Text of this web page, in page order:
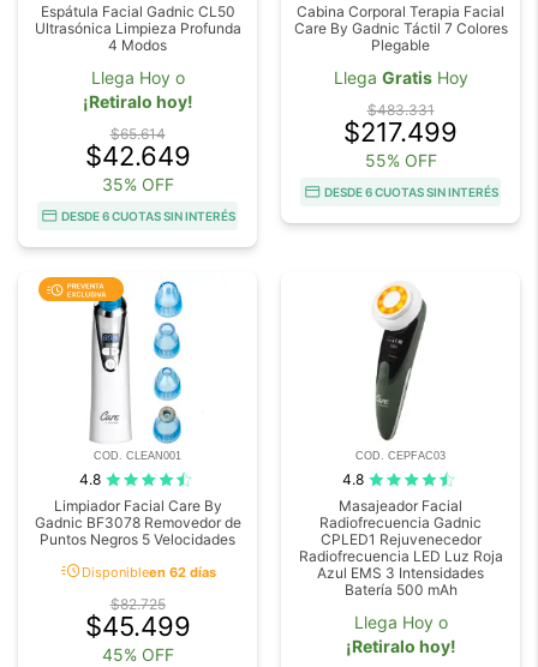
Espátula Facial Gadnic CL50
Ultrasónica Limpieza Profunda
4 Modos
Llega Hoy o
¡Retiralo hoy!
$65.614
$42.649
35% OFF
DESDE 6 CUOTAS SIN INTERÉS
Cabina Corporal Terapia Facial
Care By Gadnic Táctil 7 Colores
Plegable
Llega GratisHoy
$483.331
$217.499
55% OFF
DESDE 6 CUOTAS SIN INTERÉS
COD. CLEAN001
4.8
Limpiador Facial Care By
Gadnic BF3078 Removedor de
Puntos Negros 5 Velocidades
acuteDisponibleen 62 días
$82.725
$45.499
45% OFF
COD. CEPFAC03
4.8
Masajeador Facial
Radiofrecuencia Gadnic
CPLED1 Rejuvenecedor
Radiofrecuencia LED Luz Roja
Azul EMS 3 Intensidades
Batería 500 mAh
Llega Hoy o
¡Retiralo hoy!